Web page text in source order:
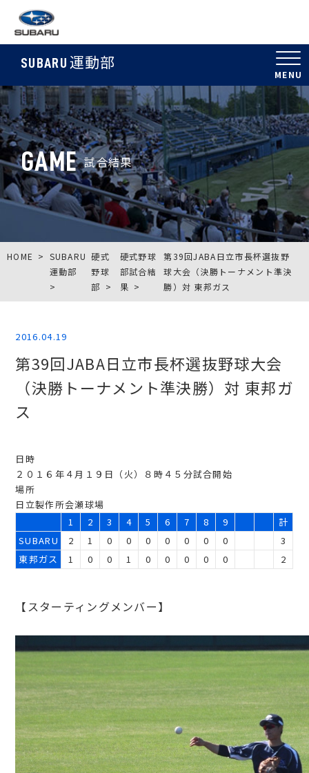
SUBARU 運動部
GAME 試合結果
HOME
SUBARU
運動部
硬式
野球
部
硬式野球
部試合結
果
第39回JABA日立市長杯選抜野
球大会（決勝トーナメント準決
勝）対 東邦ガス
2016.04.19
第39回JABA日立市長杯選抜野球大会
（決勝トーナメント準決勝）対 東邦ガ
ス
日時
２０１６年４月１９日（火）８時４５分試合開始
場所
日立製作所会瀬球場
1
2 3 4 5 6 7 8 9
計
SUBARU
2 1 0 0 0 0 0 0 0
3
東邦ガス
1 0 0 1 0 0 0 0 0 2
【スターティングメンバー】